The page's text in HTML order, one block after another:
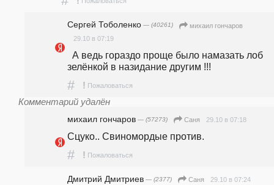
Сергей Тоболенко — (40261)
михаил гончаров
29.10 в 07:19
зелёнкой в назидание другим !!!
# ! Пожаловаться
Комментарий удалён
михаил гончаров — (57273) Саня 29.10 в 07:18
Сцуко.. Свиномордые против.
# ! Пожаловаться
Дмитрий Дмитриев — (2377) Саня 29.10 в 07:24